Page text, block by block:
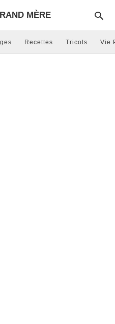
MÈRE
Recettes Tricots Vie